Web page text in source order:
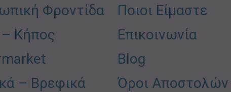
Φροντίδα
– Κήπος
– Βρεφικά
Ποιοι Είμαστε
Επικοινωνία
Blog
Όροι Αποστολών